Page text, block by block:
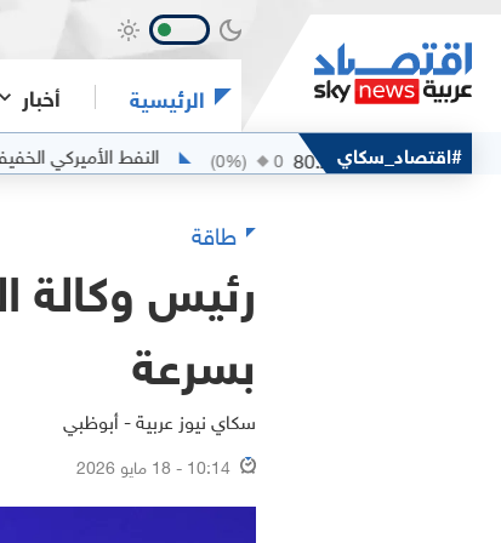
الرئيسية أخبار
#اقتصاد_سكاي
خام مربان 80.25
0
(0%) النفط الأميركي الخفيف
طاقة
رئيس وكالة
بسرعة
سكاي نيوز عربية - أبوظبي
10:14 - 18 مايو 2026